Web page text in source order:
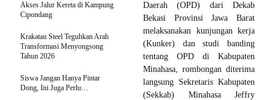
Daerah (OPD) dari Dekab
Bekasi Provinsi Jawa Barat
melaksanakan kunjungan kerja
(Kunker) dan studi banding
tentang OPD di Kabupaten
Minahasa, rombongan diterima
langsung Sekretaris Kabupaten
(Sekkab) Minahasa Jeffry
Akses Jalur Kereta di Kampung
Cipondang
Krakatau Steel Teguhkan Arah
Transformasi Menyongsong
Tahun 2026
Siswa Jangan Hanya Pintar
Dong, Ini Juga Perlu…